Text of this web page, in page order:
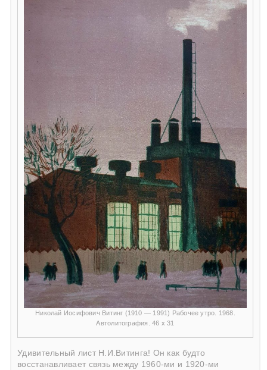
Николай Иосифович Витинг (1910 — 1991) Рабочее утро. 1968.
Автолитография. 46 х 31
Удивительный лист Н.И.Витинга! Он как будто
восстанавливает связь между 1960-ми и 1920-ми